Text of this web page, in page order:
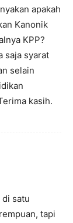
apakah
Kanonik
KPP?
saja syarat
selain
kasih.
satu
tapi